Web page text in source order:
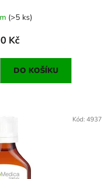
(>5 ks)
Kč
DO KOŠÍKU
Kód: 4937